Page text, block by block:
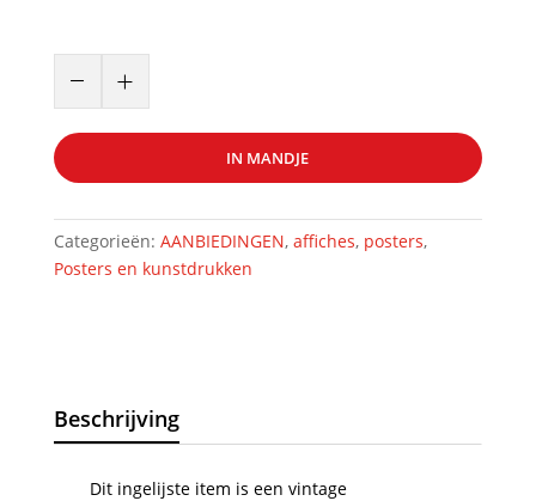
–
tentoonstellingsposter
1978
van
"Galerie
Naïfs"
+
IN MANDJE
Categorieën: AANBIEDINGEN, affiches, posters,
Posters en kunstdrukken
Beschrijving
Dit ingelijste item is een vintage